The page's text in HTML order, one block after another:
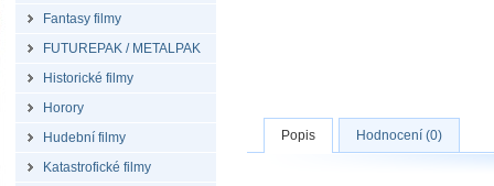
Fantasy filmy
FUTUREPAK / METALPAK
Historické filmy
Horory
Hudební filmy
Katastrofické filmy
Popis Hodnocení (0)